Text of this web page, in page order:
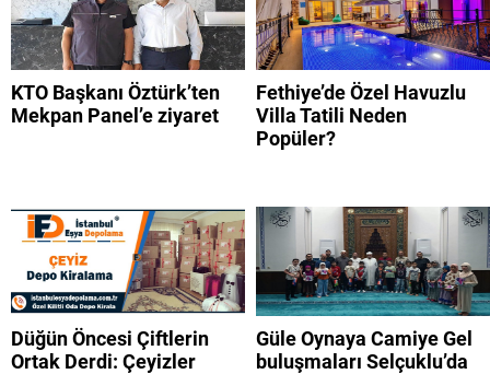
KTO Başkanı Öztürk’ten
Mekpan Panel’e ziyaret
Fethiye’de Özel Havuzlu
Villa Tatili Neden
Popüler?
Düğün Öncesi Çiftlerin
Ortak Derdi: Çeyizler
Güle Oynaya Camiye Gel
buluşmaları Selçuklu’da